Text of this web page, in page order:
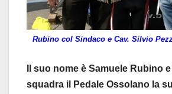
Rubino col Sindaco e Cav. Silvio
Il suo nome è Samuele Rubino
squadra il Pedale Ossolano la